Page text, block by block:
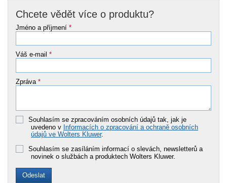
Chcete vědět více o produktu?
Jméno a příjmení *
Váš e-mail *
Zpráva *
Souhlasím se zpracováním osobních údajů tak, jak je
uvedeno v Informacích o zpracování a ochraně osobních
údajů ve Wolters Kluwer.
Souhlasím se zasíláním informací o slevách, newsletterů a
novinek o službách a produktech Wolters Kluwer.